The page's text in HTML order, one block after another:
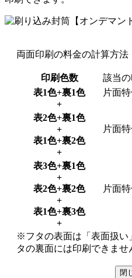
両面印刷の料金の計算方法
印刷色数
該当
表1色+裏1色
+
片面
表2色+裏1色
+
表1色+裏2色
+
片面
表3色+裏1色
+
表2色+裏2色
+
表1色+裏3色
+
片面
※フタの表面は「表面扱
タの裏面には印刷できませ
閉